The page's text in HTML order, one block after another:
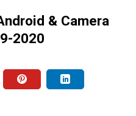
& Camera
2020